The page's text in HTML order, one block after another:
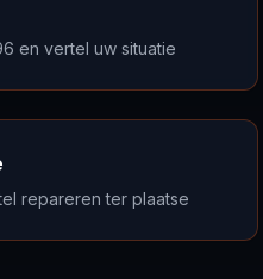
en vertel uw situatie
repareren ter plaatse